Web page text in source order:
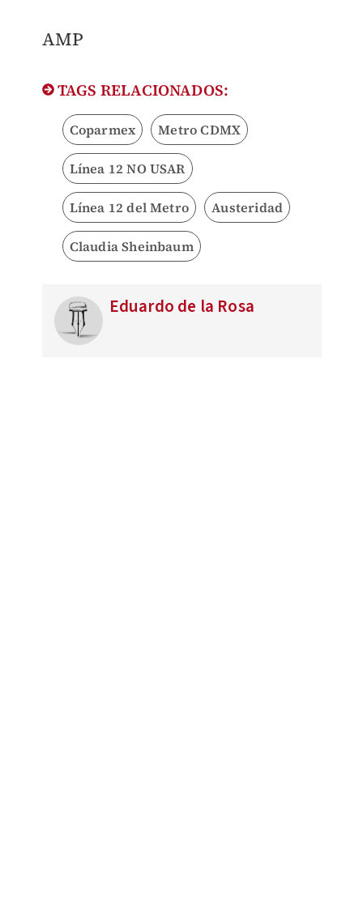
​AMP
TAGS RELACIONADOS:
Coparmex Metro CDMX
Línea 12 NO USAR
Línea 12 del Metro Austeridad
Claudia Sheinbaum
Eduardo de la Rosa